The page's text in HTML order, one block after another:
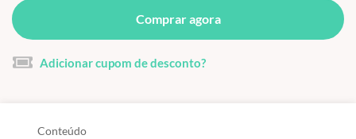
Comprar agora
Adicionar cupom de desconto?
Conteúdo